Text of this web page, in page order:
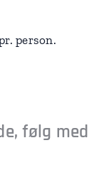
person.
følg med